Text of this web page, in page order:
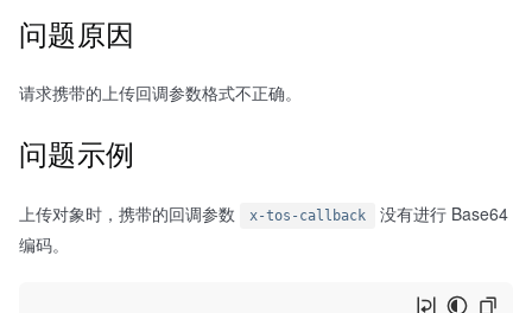
问题原因
请求携带的上传回调参数格式不正确。
问题示例
上传对象时，携带的回调参数 x-tos-callback
没有进行 Base64
编码。